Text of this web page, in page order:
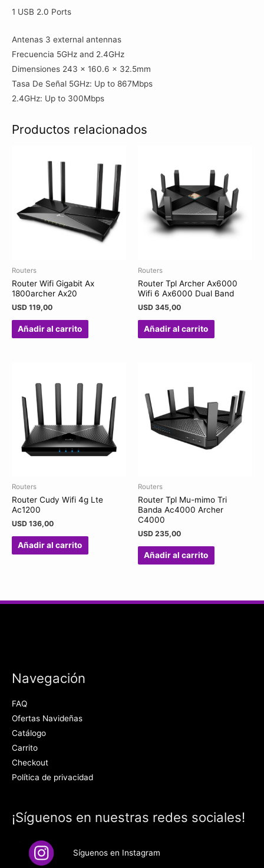
1 USB 2.0 Ports
Antenas 3 external antennas
Frecuencia 5GHz and 2.4GHz
Dimensiones 243 x 160.6 x 32.5mm
Tasa De Señal 5GHz: Up to 867Mbps
2.4GHz: Up to 300Mbps
Productos relacionados
Routers
Router Wifi Gigabit Ax
1800archer Ax20
USD 119,00
Añadir al carrito
Routers
Router Tpl Archer Ax6000
Wifi 6 Ax6000 Dual Band
USD 345,00
Añadir al carrito
Routers
Router Cudy Wifi 4g Lte
Ac1200
USD 136,00
Añadir al carrito
Routers
Router Tpl Mu-mimo Tri
Banda Ac4000 Archer
C4000
USD 235,00
Añadir al carrito
Navegación
FAQ
Ofertas Navideñas
Catálogo
Carrito
Checkout
Política de privacidad
¡Síguenos en nuestras redes sociales!
Síguenos en Instagram